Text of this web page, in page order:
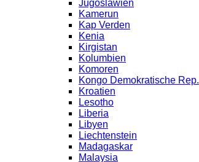
Jugoslawien
Kamerun
Kap Verden
Kenia
Kirgistan
Kolumbien
Komoren
Kongo Demokratische Rep.
Kroatien
Lesotho
Liberia
Libyen
Liechtenstein
Madagaskar
Malaysia